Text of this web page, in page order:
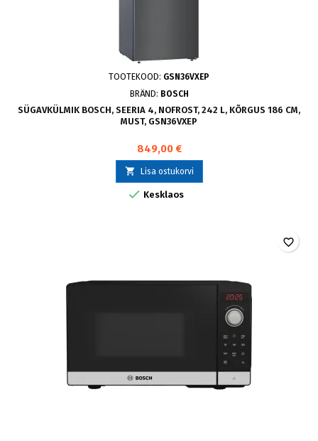
TOOTEKOOD: GSN36VXEP
BRÄND: BOSCH
SÜGAVKÜLMIK BOSCH, SEERIA 4, NOFROST, 242 L, KÕRGUS 186 CM,
MUST, GSN36VXEP
849,00 €
 Lisa ostukorvi
 Kesklaos
favorite_border